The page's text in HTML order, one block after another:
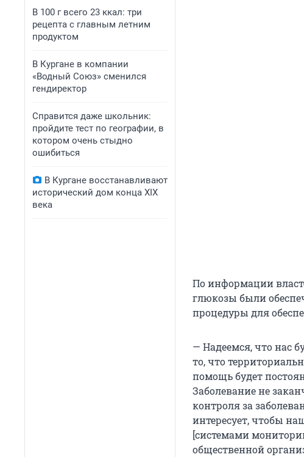
В 100 г всего 23 ккал: три
рецепта с главным летним
продуктом
В Кургане в компании
«Водный Союз» сменился
гендиректор
Справится даже школьник:
пройдите тест по географии, в
котором очень стыдно
ошибиться
В Кургане восстанавливают
исторический дом конца XIX
века
По информации
глюкозы были
процедуры для
— Надеемся, что нас
то, что
помощь будет
Заболевание не
контроля за
интересует, чтобы
[системами
общественной